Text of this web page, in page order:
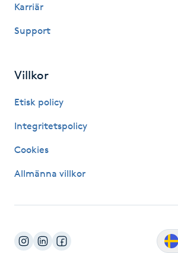
Gua Sha-massage
H
Healing
Karriär
Support
Villkor
Etisk policy
Integritetspolicy
Cookies
Allmänna villkor